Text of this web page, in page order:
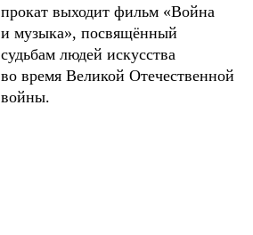
прокат выходит фильм «Война
и музыка», посвящённый
судьбам людей искусства
во время Великой Отечественной
войны.